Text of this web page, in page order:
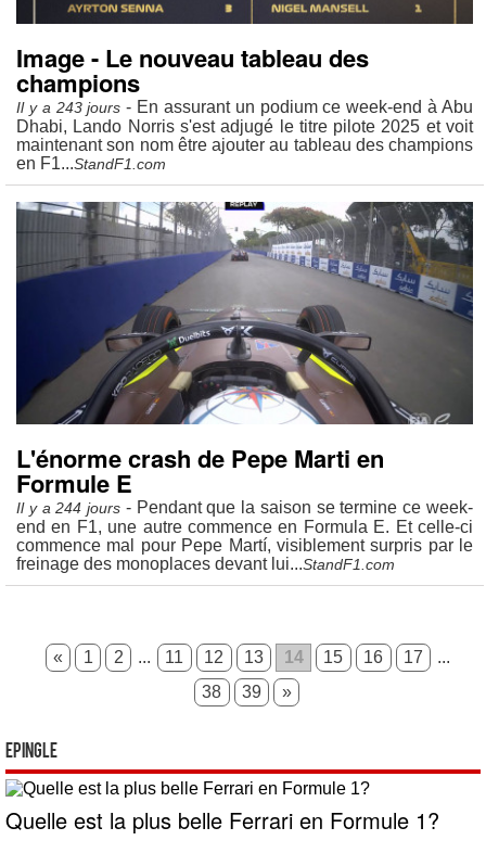
Image - Le nouveau tableau des
champions
Il y a 243 jours - En assurant un podium ce week-end à Abu
Dhabi, Lando Norris s'est adjugé le titre pilote 2025 et voit
maintenant son nom être ajouter au tableau des champions
en F1...StandF1.com
L'énorme crash de Pepe Marti en
Formule E
Il y a 244 jours - Pendant que la saison se termine ce week-
end en F1, une autre commence en Formula E. Et celle-ci
commence mal pour Pepe Martí, visiblement surpris par le
freinage des monoplaces devant lui...StandF1.com
« 1 2 ... 11 12 13 14 15 16 17
...
38
39 »
Epingle
Quelle est la plus belle Ferrari en Formule 1?